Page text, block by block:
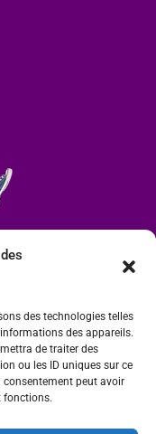
des technologies telles
des appareils.
de traiter des
ou les ID uniques sur ce
consentement peut avoir
fonctions.